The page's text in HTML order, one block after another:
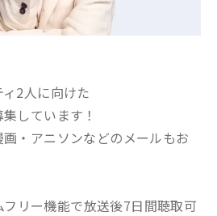
2人に向けた
しています！
・アニソンなどのメールもお
リー機能で放送後7日間聴取可